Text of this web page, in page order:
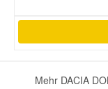
Mehr DACIA
Vauxhall
Volvo